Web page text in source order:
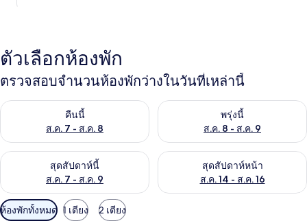
ตัวเลือกห้องพัก
ตรวจสอบจำนวนห้องพักว่างในวันที่เหล่านี้
คืนนี้
ส.ค. 7 - ส.ค. 8
ตรวจสอบจำนวนห้องพักว่างในคืนนี้ ส.ค. 7 - ส.ค. 8พรุ่งนี้
ส.ค. 8 - ส.ค. 9
ตรวจสอบจำนวนห้องพักว่างใน
สุดสัปดาห์นี้
ส.ค. 7 - ส.ค. 9
ตรวจสอบจำนวนห้องพักว่างในสุดสัปดาห์นี้ ส.ค. 7 - ส.ค. 9
สุดสัปดาห์หน้า
ส.ค. 14 - ส.ค. 16
ตรวจสอบจำนวนห้องพักว่างใน
ตัว
ห้องพักทั้งหมด 1 เตียง 2 เตียง